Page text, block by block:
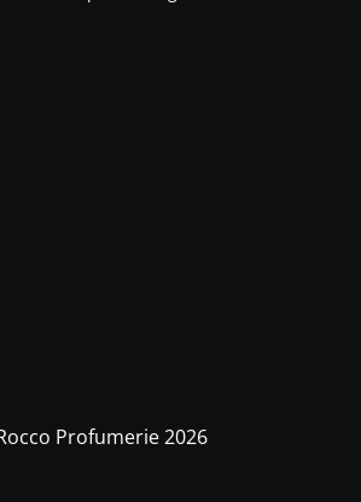
Profumerie 2026